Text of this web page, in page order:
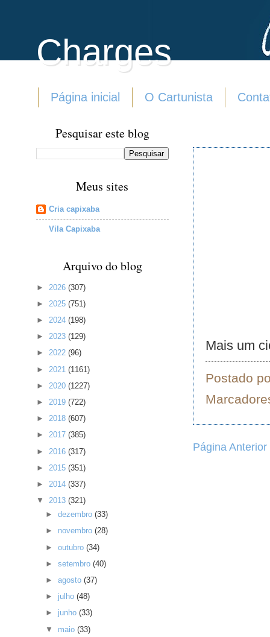
Charges
Página inicial O Cartunista
Mais um
Postado
Página Anterior
Pesquisar este blog
Meus sites
Cria capixaba
Vila Capixaba
Arquivo do blog
► 2026 (307)
► 2025 (751)
► 2024 (198)
► 2023 (129)
► 2022 (96)
► 2021 (1161)
► 2020 (1227)
► 2019 (722)
► 2018 (607)
► 2017 (385)
► 2016 (317)
► 2015 (351)
► 2014 (337)
▼ 2013 (321)
►dezembro(33)
► novembro(28)
►outubro(34)
►setembro(40)
►agosto(37)
► julho(48)
► junho(33)
▼ maio(33)